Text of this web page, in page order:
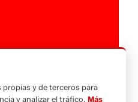
propias y de terceros para
y analizar el tráfico. Más